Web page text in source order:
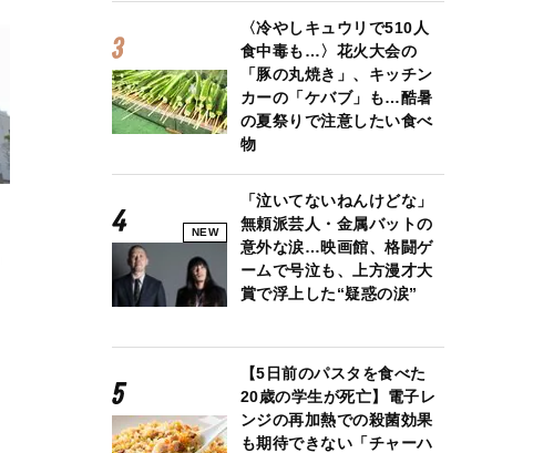
〈冷やしキュウリで510人
食中毒も…〉花火大会の
「豚の丸焼き」、キッチン
カーの「ケバブ」も…酷暑
の夏祭りで注意したい食べ
物
NEW
「泣いてないねんけどな」
無頼派芸人・金属バットの
意外な涙…映画館、格闘ゲ
ームで号泣も、上方漫才大
賞で浮上した“疑惑の涙”
【5日前のパスタを食べた
20歳の学生が死亡】電子レ
ンジの再加熱での殺菌効果
も期待できない「チャーハ